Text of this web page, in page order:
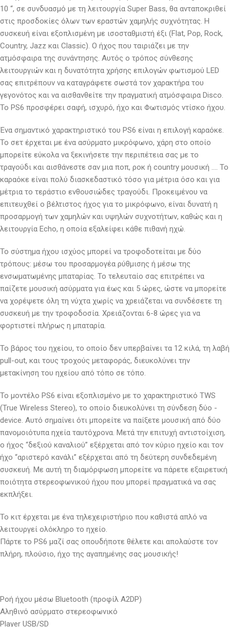
10 “, σε συνδυασμό με τη λειτουργία Super Bass, θα ανταποκριθεί
στις προσδοκίες όλων των εραστών χαμηλής συχνότητας. Η
συσκευή είναι εξοπλισμένη με ισοσταθμιστή έξι (Flat, Pop, Rock,
Country, Jazz και Classic). Ο ήχος που ταιριάζει με την
ατμόσφαιρα της συνάντησης. Αυτός ο τρόπος σύνθεσης
λειτουργιών και η δυνατότητα χρήσης επιλογών φωτισμού LED
σας επιτρέπουν να καταγράφετε σωστά τον χαρακτήρα του
γεγονότος και να αισθανθείτε την πραγματική ατμόσφαιρα Disco.
Το PS6 προσφέρει σαφή, ισχυρό, ήχο και Φωτισμός ντίσκο ήχου.
Ένα σημαντικό χαρακτηριστικό του PS6 είναι η επιλογή καραόκε.
Το σετ έρχεται με ένα ασύρματο μικρόφωνο, χάρη στο οποίο
μπορείτε εύκολα να ξεκινήσετε την περιπέτεια σας με το
τραγούδι και αισθάνεστε σαν μια ποπ, ροκ ή country μουσική …. Το
καραόκε είναι πολύ διασκεδαστικό τόσο για μέτρια όσο και για
μέτρια το τεράστιο ενθουσιώδες τραγούδι. Προκειμένου να
επιτευχθεί ο βέλτιστος ήχος για το μικρόφωνο, είναι δυνατή η
προσαρμογή των χαμηλών και υψηλών συχνοτήτων, καθώς και η
λειτουργία Echo, η οποία εξαλείφει κάθε πιθανή ηχώ.
Το σύστημα ήχου ισχύος μπορεί να τροφοδοτείται με δύο
τρόπους: μέσω του προσαρμογέα ρύθμισης ή μέσω της
ενσωματωμένης μπαταρίας. Το τελευταίο σας επιτρέπει να
παίζετε μουσική ασύρματα για έως και 5 ώρες, ώστε να μπορείτε
να χορέψετε όλη τη νύχτα χωρίς να χρειάζεται να συνδέσετε τη
συσκευή με την τροφοδοσία. Χρειάζονται 6-8 ώρες για να
φορτιστεί πλήρως η μπαταρία.
Το βάρος του ηχείου, το οποίο δεν υπερβαίνει τα 12 κιλά, τη λαβή
pull-out, και τους τροχούς μεταφοράς, διευκολύνει την
μετακίνηση του ηχείου από τόπο σε τόπο.
Το μοντέλο PS6 είναι εξοπλισμένο με το χαρακτηριστικό TWS
(True Wireless Stereo), το οποίο διευκολύνει τη σύνδεση δύο -
device. Αυτό σημαίνει ότι μπορείτε να παίξετε μουσική από δύο
πανομοιότυπα ηχεία ταυτόχρονα. Μετά την επιτυχή αντιστοίχιση,
ο ήχος “δεξιού καναλιού” εξέρχεται από τον κύριο ηχείο και τον
ήχο “αριστερό κανάλι” εξέρχεται από τη δεύτερη συνδεδεμένη
συσκευή. Με αυτή τη διαμόρφωση μπορείτε να πάρετε εξαιρετική
ποιότητα στερεοφωνικού ήχου που μπορεί πραγματικά να σας
εκπλήξει.
Το κιτ έρχεται με ένα τηλεχειριστήριο που καθιστά απλό να
λειτουργεί ολόκληρο το ηχείο.
Πάρτε το PS6 μαζί σας οπουδήποτε θέλετε και απολαύστε τον
πλήρη, πλούσιο, ήχο της αγαπημένης σας μουσικής!
Ροή ήχου μέσω Bluetooth (προφίλ A2DP)
Αληθινό ασύρματο στερεοφωνικό
Player USB/SD